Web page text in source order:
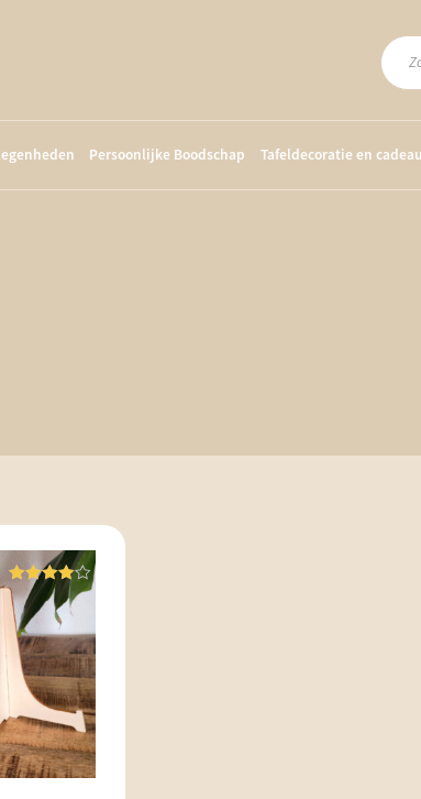
Persoonlijke Boodschap Tafeldecoratie en
Waardering
4.00
uit 5